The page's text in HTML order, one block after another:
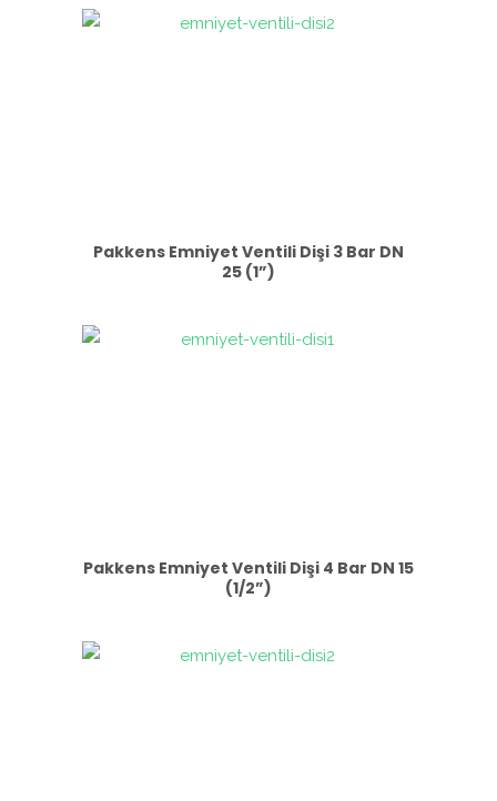
Pakkens Emniyet Ventili Dişi 3 Bar DN
25 (1”)
Pakkens Emniyet Ventili Dişi 4 Bar DN 15
(1/2”)